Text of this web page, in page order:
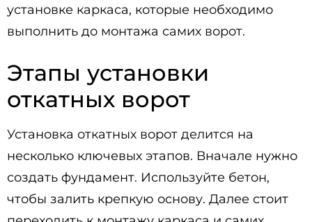
установке каркаса, которые необходимо
выполнить до монтажа самих ворот.
Этапы установки
откатных ворот
Установка откатных ворот делится на
несколько ключевых этапов. Вначале нужно
создать фундамент. Используйте бетон,
чтобы залить крепкую основу. Далее стоит